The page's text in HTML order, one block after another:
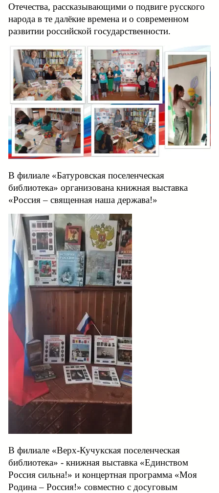
Отечества, рассказывающими о подвиге русского
народа в те далёкие времена и о современном
развитии российской государственности.
В филиале «Батуровская поселенческая
библиотека» организована книжная выставка
«Россия – священная наша держава!»
В филиале «Верх-Кучукская поселенческая
библиотека» - книжная выставка «Единством
Россия сильна!» и концертная программа «Моя
Родина – Россия!» совместно с досуговым